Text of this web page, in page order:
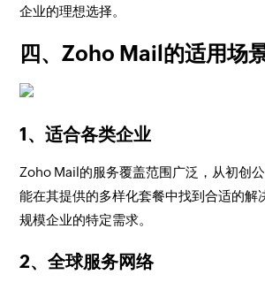
企业的理想选择。
四、Zoho Mail的适用场
1、适合各类企业
Zoho Mail的服务覆盖范围广泛，从初创
能在其提供的多样化套餐中找到合适的解
规模企业的特定需求。
2、全球服务网络